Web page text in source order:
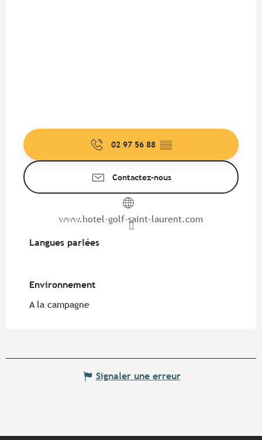
02 97 56 88 ▒▒
Contactez-nous
www.hotel-golf-saint-laurent.com
Langues parlées
Langues parlées
Environnement
Environnement
A la campagne
Signaler une erreur